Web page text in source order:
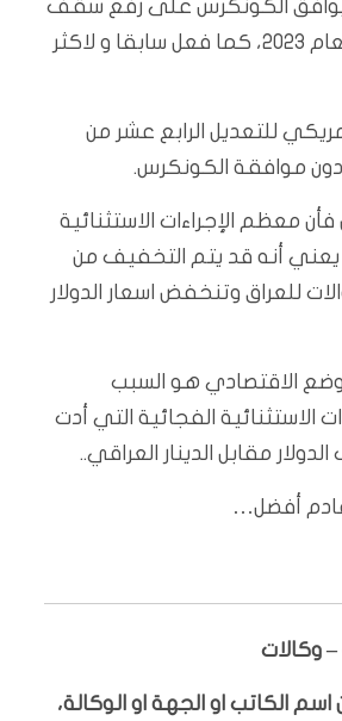
يوافق الكونكرس على رفع سقف
الدين في بداية العام ٢٠٢٣، كما فعل سابقا و لاكثر
للتعديل الرابع عشر من
دون موافقة الكونكرس.
معظم الإجراءات الاستثنائية
يعني أنه قد يتم التخفيف من
للعراق وتنخفض اسعار الدولار
الاقتصادي هو السبب
الاستثنائية الفجائية التي أدت
مقابل الدينار العراقي..
أفضل…
وكالات
الكاتب او الجهة او الوكالة،